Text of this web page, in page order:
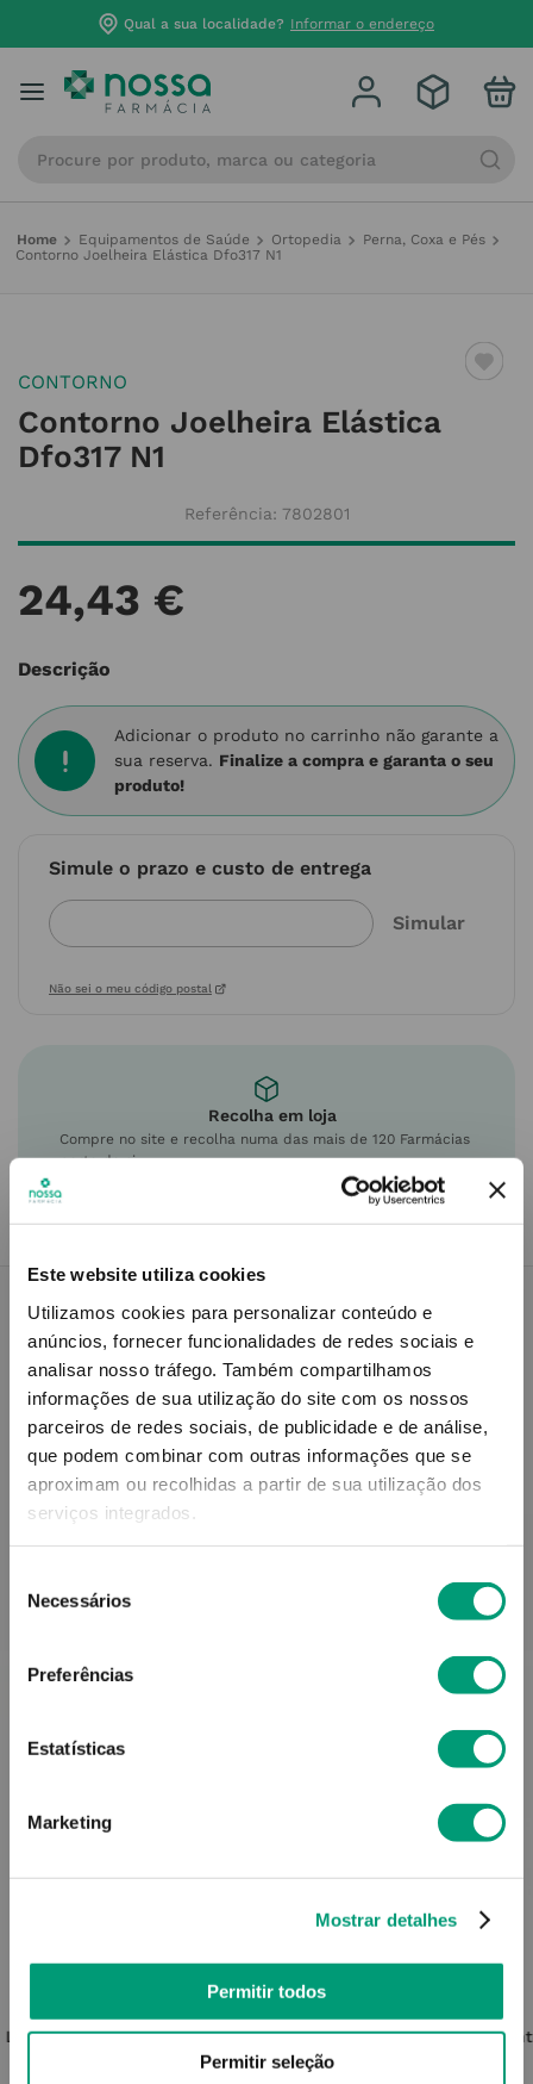
Este website utiliza cookies
Utilizamos cookies para personalizar conteúdo e
anúncios, fornecer funcionalidades de redes sociais e
analisar nosso tráfego. Também compartilhamos
informações de sua utilização do site com os nossos
parceiros de redes sociais, de publicidade e de análise,
que podem combinar com outras informações que se
aproximam ou recolhidas a partir de sua utilização dos
serviços integrados.
Necessários
Preferências
Estatísticas
Marketing
Mostrar detalhes
Permitir todos
Permitir seleção
Qual a sua localidade? Informar o endereço
Equipamentos de Saúde Ortopedia
Perna, Coxa e Pés
Contorno Joelheira Elástica Dfo317 N1
CONTORNO
Contorno Joelheira Elástica
Dfo317 N1
Referência: 7802801
24,43 €
Descrição
Adicionar o produto no carrinho não garante a
sua reserva. Finalize a compra e garanta o seu
produto!
Simule o prazo e custo de entrega
Não sei o meu código postal
Recolha em loja
Compre no site e recolha numa das mais de 120 Farmácias
perto de si.
Descrição do Produto
Informações técnicas
PODERÁ TAMBÉM GOSTAR
FUTURO
Futuro Sport Suporte Joelho L